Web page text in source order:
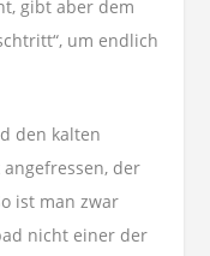
gibt aber dem
um endlich
den kalten
der
ist man zwar
nicht einer der